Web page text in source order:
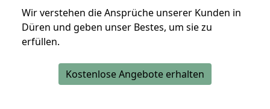
Wir verstehen die Ansprüche unserer Kunden in
Düren und geben unser Bestes, um sie zu
erfüllen.
Kostenlose Angebote erhalten